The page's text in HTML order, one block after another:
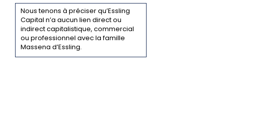
Nous tenons à préciser qu’Essling
Capital n’a aucun lien direct ou
indirect capitalistique, commercial
ou professionnel avec la famille
Massena d’Essling.